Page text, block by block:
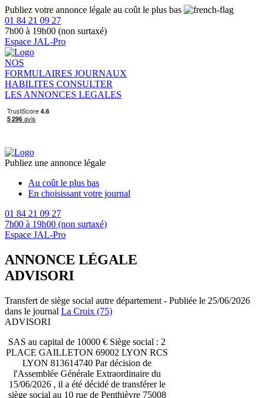
Publiez votre annonce légale au coût le plus bas
01 84 21 09 27
7h00 à 19h00 (non surtaxé)
Espace JAL-Pro
NOS
FORMULAIRES JOURNAUX
HABILITES CONSULTER
LES ANNONCES LEGALES
Publiez une annonce légale
Au coût le plus bas
En choisissant votre journal
01 84 21 09 27
7h00 à 19h00 (non surtaxé)
Espace JAL-Pro
ANNONCE LÉGALE
ADVISORI
Transfert de siège social autre département - Publiée le 25/06/2026
dans le journal La Croix (75)
ADVISORI
SAS au capital de 10000 € Siège social : 2
PLACE GAILLETON 69002 LYON RCS
LYON 813614740 Par décision de
l'Assemblée Générale Extraordinaire du
15/06/2026 , il a été décidé de transférer le
siège social au 10 rue de Penthièvre 75008